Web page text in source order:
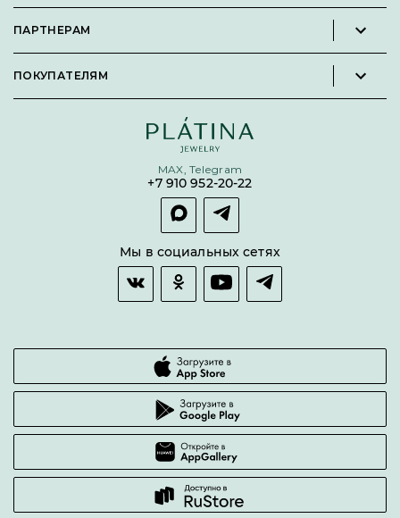
Кольца
ПАРТНЕРАМ
Личный кабинет партнера
ПОКУПАТЕЛЯМ
Условия кредитования и рассрочки
Гарантии качества
Часто задаваемые вопросы
MAX, Telegram
+7 910 952-20-22
Мы в социальных сетях